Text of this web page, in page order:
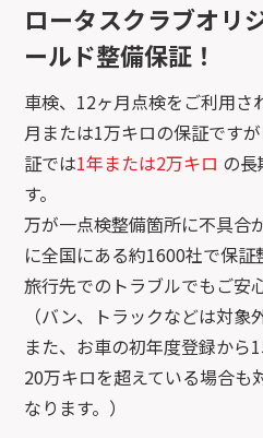
ロータスクラブオリ
ールド整備保証！
車検、12ヶ月点検をご利用さ
月または1万キロの保証です
証では1年または2万キロ の
す。
万が一点検整備箇所に不具合
に全国にある約1600社で保証
旅行先でのトラブルでもご安
（バン、トラックなどは対象
また、お車の初年度登録から
20万キロを超えている場合も
なります。）